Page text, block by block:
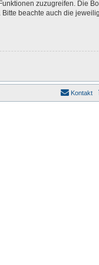
zuzugreifen. Die
beachte auch die
Kontakt